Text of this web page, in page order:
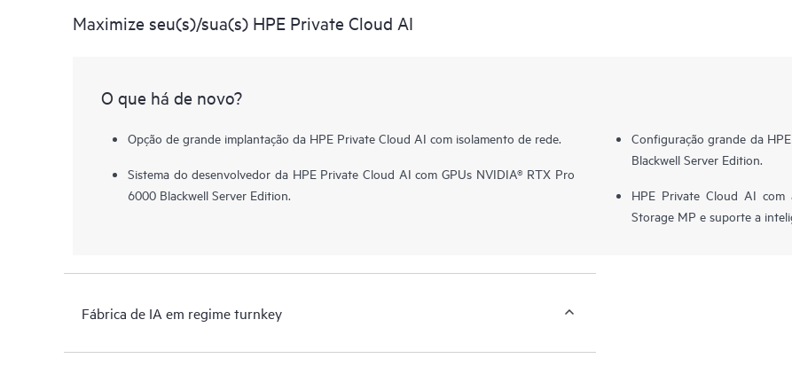
Maximize seu(s)/sua(s) HPE Private Cloud AI
O que há de novo?
Opção de grande implantação da HPE Private Cloud AI com isolamento de rede.
Sistema do desenvolvedor da HPE Private Cloud AI com GPUs NVIDIA® RTX Pro
6000 Blackwell Server Edition.
Configuração grande da
Blackwell Server Edition.
HPE Private Cloud AI com
Storage MP e suporte a
Fábrica de IA em regime turnkey